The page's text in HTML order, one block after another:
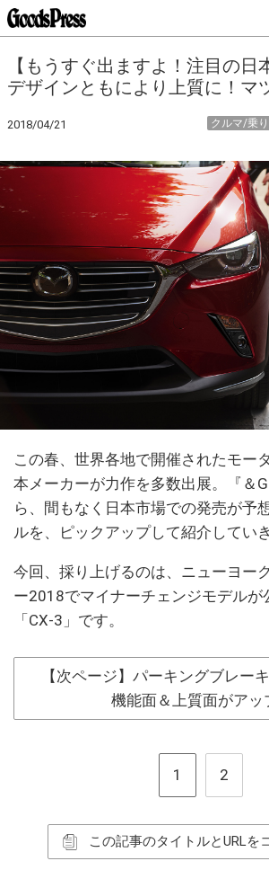
【もうすぐ出ますよ！注目の日
デザインともにより上質に！マ
2018/04/21 クルマ/乗
この春、世界各地で開催されたモー
本メーカーが力作を多数出展。『＆
ら、間もなく日本市場での発売が予
ルを、ピックアップして紹介してい
今回、採り上げるのは、ニューヨー
ー2018でマイナーチェンジモデルが
「CX-3」です。
【次ページ】パーキングブレー
機能面＆上質面がアッ
1 2
この記事のタイトルとURLを